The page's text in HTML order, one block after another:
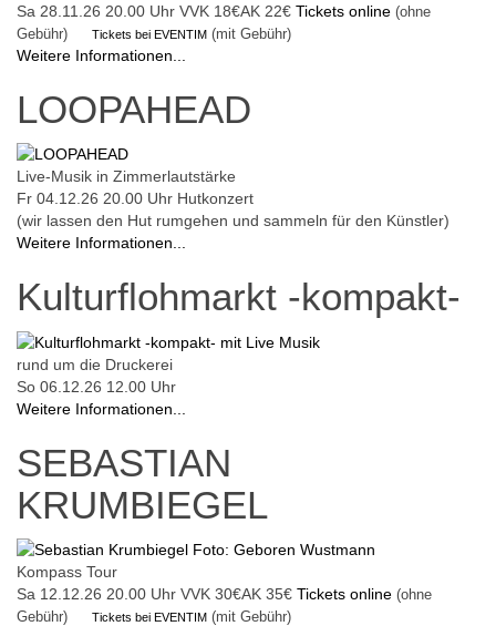
Sa 28.11.26 20.00 Uhr VVK 18€AK 22€ Tickets online (ohne
Gebühr)
Tickets bei EVENTIM (mit Gebühr)
Weitere Informationen...
LOOPAHEAD
Live-Musik in Zimmerlautstärke
Fr 04.12.26 20.00 Uhr Hutkonzert
(wir lassen den Hut rumgehen und sammeln für den Künstler)
Weitere Informationen...
Kulturflohmarkt -kompakt-
rund um die Druckerei
So 06.12.26 12.00 Uhr
Weitere Informationen...
SEBASTIAN
KRUMBIEGEL
Kompass Tour
Sa 12.12.26 20.00 Uhr VVK 30€AK 35€ Tickets online (ohne
Gebühr)
Tickets bei EVENTIM (mit Gebühr)